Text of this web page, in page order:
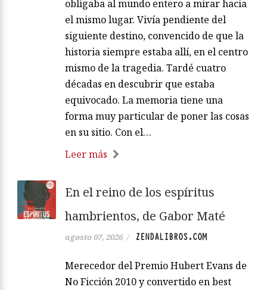
obligaba al mundo entero a mirar hacia
el mismo lugar. Vivía pendiente del
siguiente destino, convencido de que la
historia siempre estaba allí, en el centro
mismo de la tragedia. Tardé cuatro
décadas en descubrir que estaba
equivocado. La memoria tiene una
forma muy particular de poner las cosas
en su sitio. Con el…
Leer más
En el reino de los espíritus
hambrientos, de Gabor Maté
agosto 07, 2026 / ZENDALIBROS.COM
Merecedor del Premio Hubert Evans de
No Ficción 2010 y convertido en best